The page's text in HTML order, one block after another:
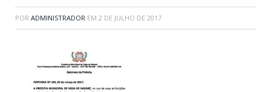
POR ADMINISTRADOR EM 2 DE JULHO DE 2017